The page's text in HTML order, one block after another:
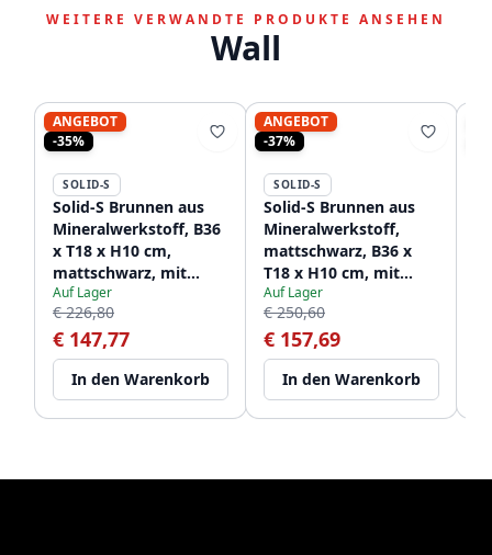
WEITERE VERWANDTE PRODUKTE ANSEHEN
Wall
ANGEBOT
-35%
SOLID-S
Solid-S Brunnen aus
Mineralwerkstoff, B36
x T18 x H10 cm,
mattschwarz, mit
Abdeckung
1208953168
Auf Lager
€ 226,80
€ 147,77
In den Warenkorb
ANGEBOT
-37%
SOLID-S
Solid-S Brunnen aus
Mineralwerkstoff,
mattschwarz, B36 x
T18 x H10 cm, mit
Abdeckung, Modell
links, ohne
Wasserauslauf,
1208954157
Auf Lager
€ 250,60
€ 157,69
In den Warenkorb